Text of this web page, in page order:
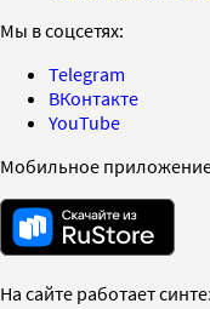
Мы в соцсетях:
Telegram
ВКонтакте
YouTube
Мобильное
На сайте работает